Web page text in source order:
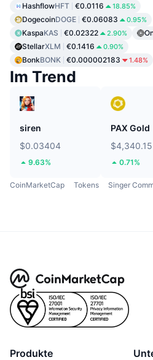
HashflowHFT €0.0116 18.85%
DogecoinDOGE €0.06083 0.95%
KaspaKAS €0.02322 2.90%
StellarXLM €0.1416 0.90%
BonkBONK €0.000002183 1.48%
Im Trend
siren
$0.03404
9.63%
PAX Gold
$4,340.15
0.71%
CoinMarketCap Tokens Singer
Produkte